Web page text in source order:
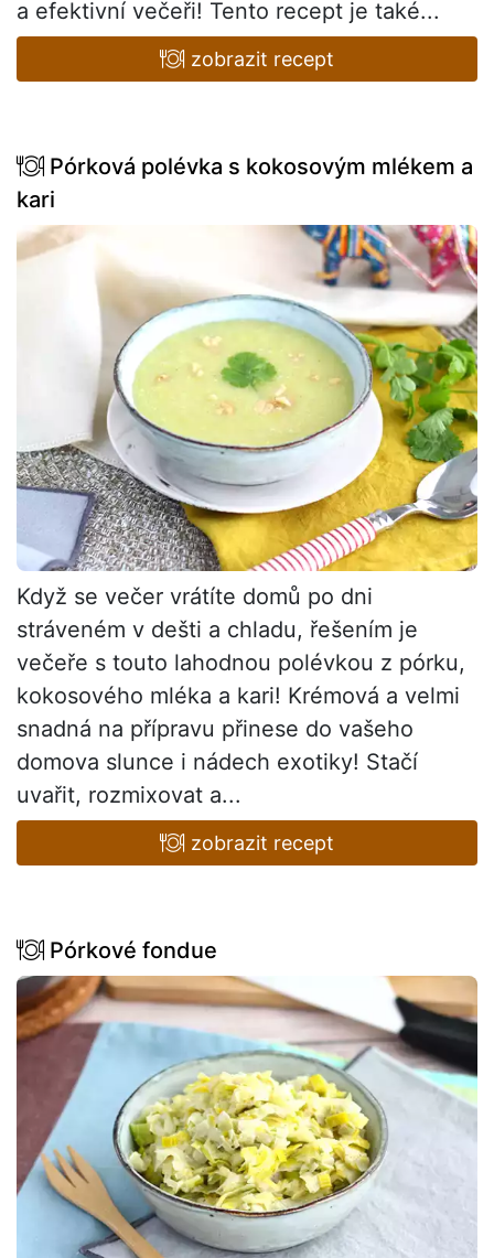
a efektivní večeři! Tento recept je také...
zobrazit recept
Pórková polévka s kokosovým mlékem a
kari
Když se večer vrátíte domů po dni
stráveném v dešti a chladu, řešením je
večeře s touto lahodnou polévkou z pórku,
kokosového mléka a kari! Krémová a velmi
snadná na přípravu přinese do vašeho
domova slunce i nádech exotiky! Stačí
uvařit, rozmixovat a...
zobrazit recept
Pórkové fondue